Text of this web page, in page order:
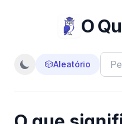
O
🎲Aleatório